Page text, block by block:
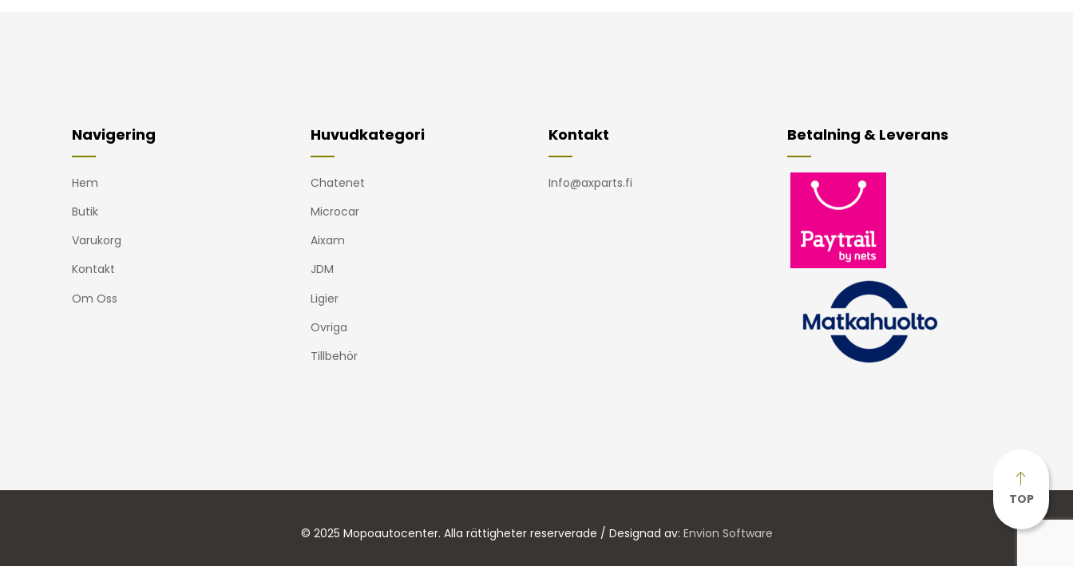
Navigering
Hem
Butik
Varukorg
Kontakt
Om Oss
Huvudkategori
Chatenet
Microcar
Aixam
JDM
Ligier
Ovriga
Tillbehör
Kontakt
Info@axparts.fi
Betalning & Leverans
TOP
© 2025 Mopoautocenter. Alla rättigheter reserverade / Designad av: Envion Software